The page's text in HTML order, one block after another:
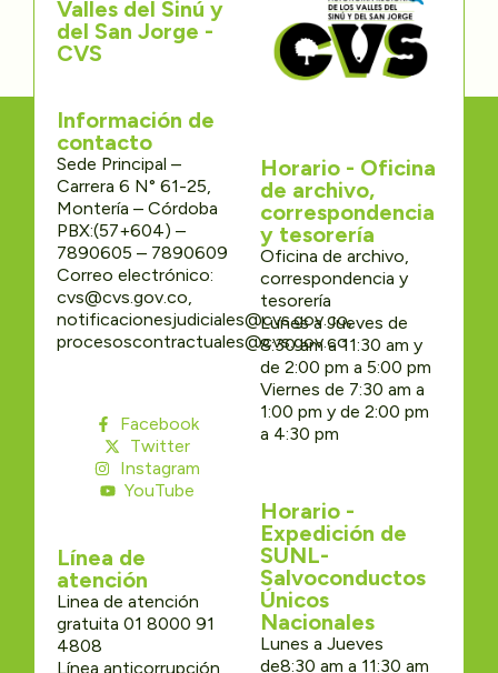
Valles del Sinú y
del San Jorge -
CVS
Información de
contacto
Sede Principal –
Carrera 6 N° 61-25,
Montería – Córdoba
PBX:(57+604) –
7890605 – 7890609
Correo electrónico:
cvs@cvs.gov.co,
notificacionesjudiciales@cvs.gov.co,
procesoscontractuales@cvs.gov.co
Facebook
Twitter
Instagram
YouTube
Línea de
atención
Linea de atención
gratuita 01 8000 91
4808
Línea anticorrupción
Horario - Oficina
de archivo,
correspondencia
y tesorería
Oficina de archivo,
correspondencia y
tesorería
Lunes a Jueves de
8:30 am a 11:30 am y
de 2:00 pm a 5:00 pm
Viernes de 7:30 am a
1:00 pm y de 2:00 pm
a 4:30 pm
Horario -
Expedición de
SUNL-
Salvoconductos
Únicos
Nacionales
Lunes a Jueves
de8:30 am a 11:30 am